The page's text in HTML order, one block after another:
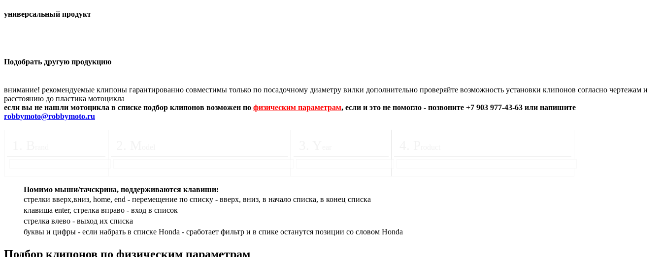
универсальный продукт
Подобрать другую продукцию
внимание! рекомендуемые клипоны гарантированно совместимы только по посадочному диаметру вилки дополнительно проверяйте возможность установки клипонов согласно чертежам и
расстоянию до пластика мотоцикла
если вы не нашли мотоцикла в списке подбор клипонов возможен по физическим параметрам, если и это не помогло - позвоните +7 903 977-43-63 или напишите
robbymoto@robbymoto.ru
Помимо мыши/тачскрина, поддерживаются клавиши:
стрелки вверх,вниз, home, end - перемещение по списку - вверх, вниз, в начало списка, в конец списка
клавиша enter, стрелка вправо - вход в список
cтрелка влево - выход их списка
буквы и цифры - если набрать в списке Honda - сработает фильтр и в спике останутся позиции со словом Honda
Подбор клипонов по физическим параметрам